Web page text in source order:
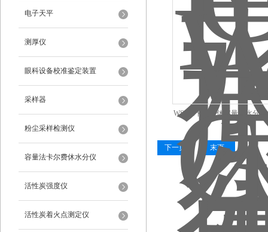
电子天平
测厚仪
眼科设备校准鉴定装置
采样器
粉尘采样检测仪
容量法卡尔费休水分仪
活性炭强度仪
活性炭着火点测定仪
WSY-4卡尔费休容量法水分
下一页 末页